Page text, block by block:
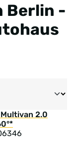
Berlin -